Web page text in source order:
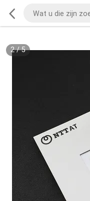
2/5